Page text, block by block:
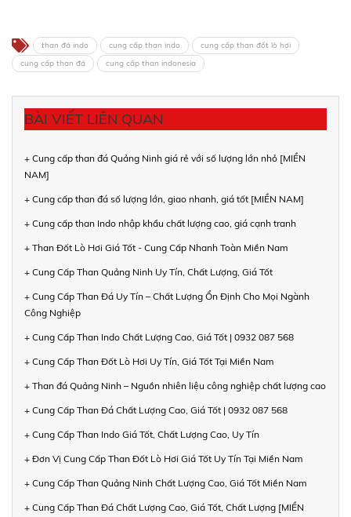
than đá indo cung cấp than indo
cung cấp than đốt lò hơi
cung cấp than đá
cung cấp than indonesia
BÀI VIẾT LIÊN QUAN
+ Cung cấp than đá Quảng Ninh giá rẻ với số lượng lớn nhỏ [MIỀN
NAM]
+ Cung cấp than đá số lượng lớn, giao nhanh, giá tốt [MIỀN NAM]
+ Cung cấp than Indo nhập khẩu chất lượng cao, giá cạnh tranh
+ Than Đốt Lò Hơi Giá Tốt - Cung Cấp Nhanh Toàn Miền Nam
+ Cung Cấp Than Quảng Ninh Uy Tín, Chất Lượng, Giá Tốt
+ Cung Cấp Than Đá Uy Tín – Chất Lượng Ổn Định Cho Mọi Ngành
Công Nghiệp
+ Cung Cấp Than Indo Chất Lượng Cao, Giá Tốt | 0932 087 568
+ Cung Cấp Than Đốt Lò Hơi Uy Tín, Giá Tốt Tại Miền Nam
+ Than đá Quảng Ninh – Nguồn nhiên liệu công nghiệp chất lượng cao
+ Cung Cấp Than Đá Chất Lượng Cao, Giá Tốt | 0932 087 568
+ Cung Cấp Than Indo Giá Tốt, Chất Lượng Cao, Uy Tín
+ Đơn Vị Cung Cấp Than Đốt Lò Hơi Giá Tốt Uy Tín Tại Miền Nam
+ Cung Cấp Than Quảng Ninh Chất Lượng Cao, Giá Tốt Miền Nam
+ Cung Cấp Than Đá Chất Lượng Cao, Giá Tốt, Chất Lượng [MIỀN